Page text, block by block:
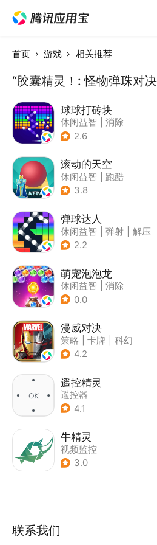
首页 游戏 相关推荐
“胶囊精灵！: 怪物弹珠对
球球打砖块
休闲益智
消除
2.6
滚动的天空
休闲益智
跑酷
| 女性向
3.8
弹球达人
休闲益智 弹射
解压
| 卡通
2.2
萌宠泡泡龙
休闲益智
消除
0.0
漫威对决
策略 卡牌
科幻
| 漫威
4.2
遥控精灵
遥控器
4.1
牛精灵
视频监控
3.0
联系我们